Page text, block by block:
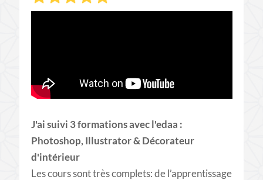
J'ai suivi 3 formations avec l'edaa :
Photoshop, Illustrator & Décorateur
d'intérieur
Les cours sont très complets: de l’apprentissage